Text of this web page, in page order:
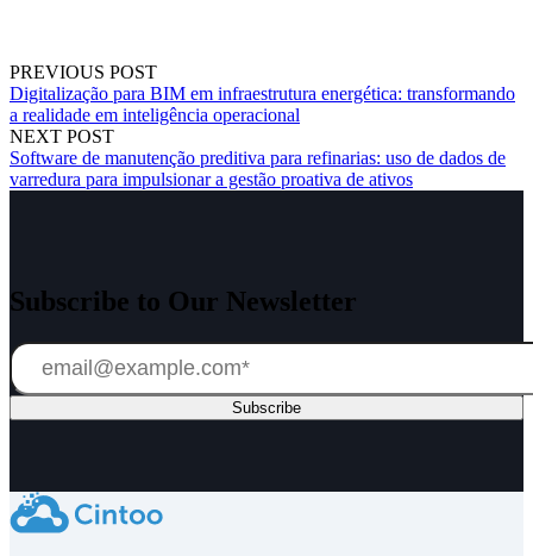
PREVIOUS POST
Digitalização para BIM em infraestrutura energética: transformando
a realidade em inteligência operacional
NEXT POST
Software de manutenção preditiva para refinarias: uso de dados de
varredura para impulsionar a gestão proativa de ativos
Subscribe to Our Newsletter